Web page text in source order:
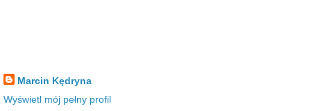
Marcin Kędryna
Wyświetl mój pełny profil